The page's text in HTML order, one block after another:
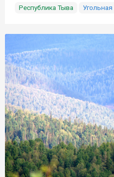
Республика Тыва